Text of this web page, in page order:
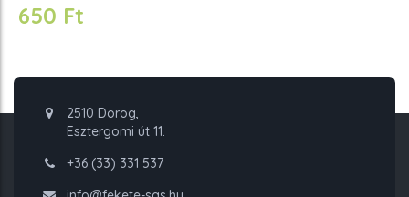
650 Ft
2510 Dorog,
Esztergomi út 11.
+36 (33) 331 537